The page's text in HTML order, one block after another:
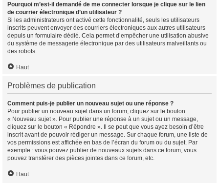
Pourquoi m’est-il demandé de me connecter lorsque je clique sur le lien
de courrier électronique d’un utilisateur ?
Si les administrateurs ont activé cette fonctionnalité, seuls les utilisateurs
inscrits peuvent envoyer des courriers électroniques aux autres utilisateurs
depuis un formulaire dédié. Cela permet d’empêcher une utilisation abusive
du système de messagerie électronique par des utilisateurs malveillants ou
des robots.
Haut
Problèmes de publication
Comment puis-je publier un nouveau sujet ou une réponse ?
Pour publier un nouveau sujet dans un forum, cliquez sur le bouton
« Nouveau sujet ». Pour publier une réponse à un sujet ou un message,
cliquez sur le bouton « Répondre ». Il se peut que vous ayez besoin d’être
inscrit avant de pouvoir rédiger un message. Sur chaque forum, une liste de
vos permissions est affichée en bas de l’écran du forum ou du sujet. Par
exemple : vous pouvez publier de nouveaux sujets dans ce forum, vous
pouvez transférer des pièces jointes dans ce forum, etc.
Haut